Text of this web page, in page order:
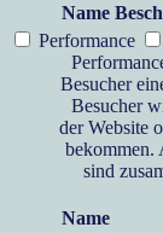
Name
Performance
Besucher
Besucher
der Website
bekommen.
sind
Name